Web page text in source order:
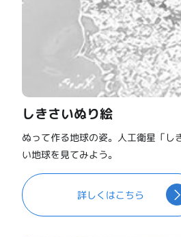
しきさいぬり絵
ぬって作る地球の姿。人工衛星「し
い地球を見てみよう。
詳しくはこちら